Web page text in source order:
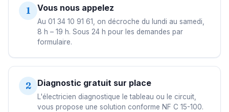
1 Vous nous appelez
Au 01 34 10 91 61, on décroche du lundi au samedi,
8 h – 19 h. Sous 24 h pour les demandes par
formulaire.
2 Diagnostic gratuit sur place
L'électricien diagnostique le tableau ou le circuit,
vous propose une solution conforme NF C 15-100.